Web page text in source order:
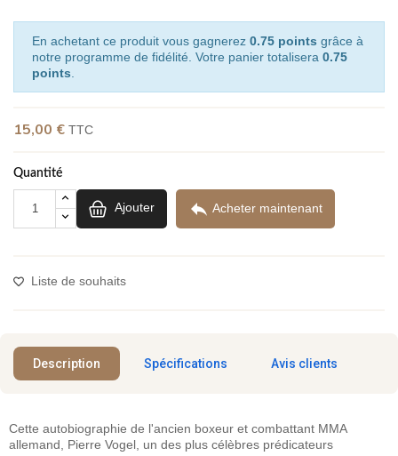
En achetant ce produit vous gagnerez 0.75 points grâce à
notre programme de fidélité. Votre panier totalisera 0.75
points
15,00 € TTC
Quantité
Ajouter  Acheter maintenant
Liste de souhaits
Description Spécifications Avis clients
Cette autobiographie de l'ancien boxeur et combattant MMA
allemand, Pierre Vogel, un des plus célèbres prédicateurs